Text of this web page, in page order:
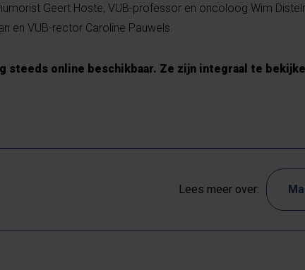
Geert Hoste, VUB-professor en oncoloog Wim
en VUB-rector Caroline Pauwels.
steeds online beschikbaar. Ze zijn integraal te
Lees meer over: